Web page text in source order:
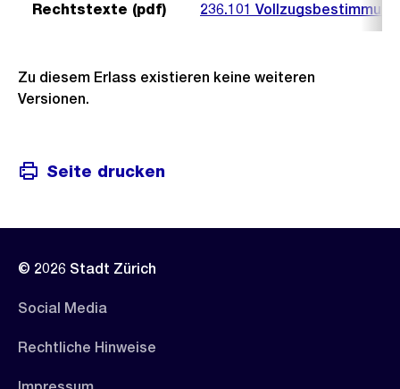
Rechtstexte (pdf) 236.101
Zu diesem Erlass existieren keine weiteren
Versionen.
Seite drucken
© 2026 Stadt Zürich
Social Media
Rechtliche Hinweise